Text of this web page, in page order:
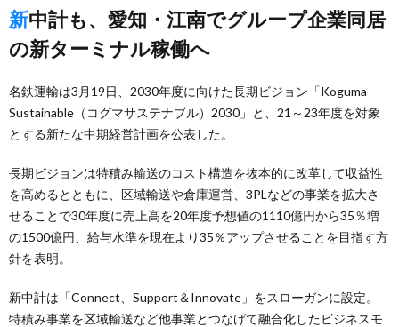
新中計も、愛知・江南でグループ企業同居
の新ターミナル稼働へ
名鉄運輸は3月19日、2030年度に向けた長期ビジョン「Koguma
Sustainable（コグマサステナブル）2030」と、21～23年度を対象
とする新たな中期経営計画を公表した。
長期ビジョンは特積み輸送のコスト構造を抜本的に改革して収益性
を高めるとともに、区域輸送や倉庫運営、3PLなどの事業を拡大さ
せることで30年度に売上高を20年度予想値の1110億円から35％増
の1500億円、給与水準を現在より35％アップさせることを目指す方
針を表明。
新中計は「Connect、Support＆Innovate」をスローガンに設定。
特積み事業を区域輸送など他事業とつなげて融合化したビジネスモ